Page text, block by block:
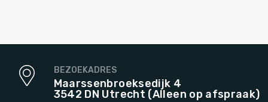
BEZOEKADRES
Maarssenbroeksedijk 4
3542 DN Utrecht (Alleen op afspraak)